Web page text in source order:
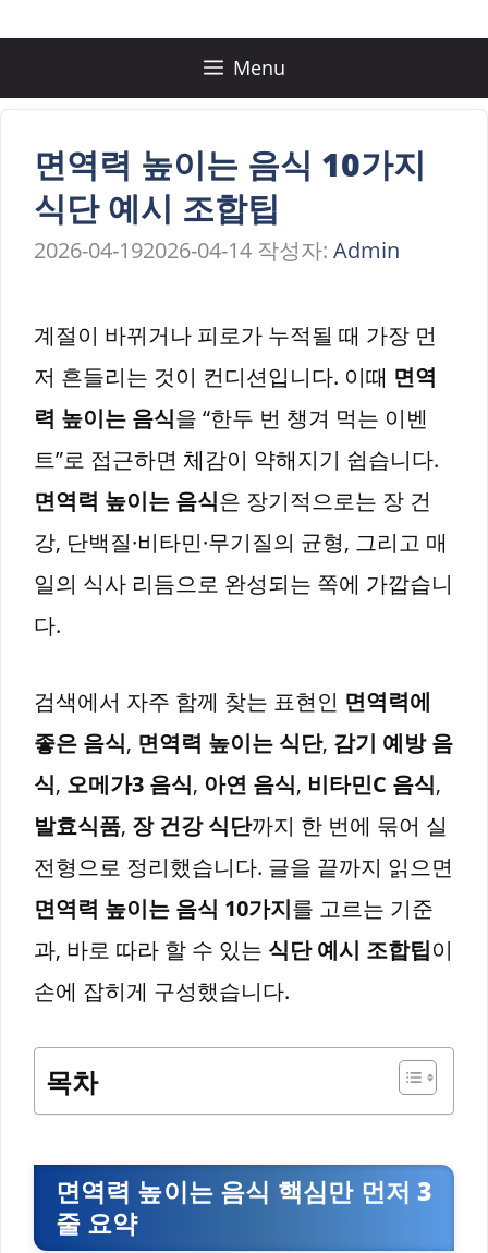
츠
Menu
면역력 높이는 음식 10가지
식단 예시 조합팁
2026-04-192026-04-14 작성자: Admin
계절이 바뀌거나 피로가 누적될 때 가장 먼
저 흔들리는 것이 컨디션입니다. 이때 면역
력 높이는 음식을 “한두 번 챙겨 먹는 이벤
트”로 접근하면 체감이 약해지기 쉽습니다.
면역력 높이는 음식은 장기적으로는 장 건
강, 단백질·비타민·무기질의 균형, 그리고 매
일의 식사 리듬으로 완성되는 쪽에 가깝습니
다.
검색에서 자주 함께 찾는 표현인 면역력에
좋은 음식, 면역력 높이는 식단, 감기 예방 음
식, 오메가3 음식, 아연 음식, 비타민C 음식,
발효식품, 장 건강 식단까지 한 번에 묶어 실
전형으로 정리했습니다. 글을 끝까지 읽으면
면역력 높이는 음식 10가지를 고르는 기준
과, 바로 따라 할 수 있는 식단 예시 조합팁이
손에 잡히게 구성했습니다.
목차
면역력 높이는 음식 핵심만 먼저 3
줄 요약